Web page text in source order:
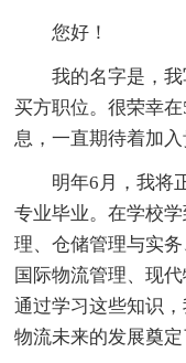
您好！
我的名字是，我
买方职位。很荣幸
息，一直期待着加入
明年6月，我将正
专业毕业。在学校
理、仓储管理与实
国际物流管理、现
通过学习这些知识
物流未来的发展奠定